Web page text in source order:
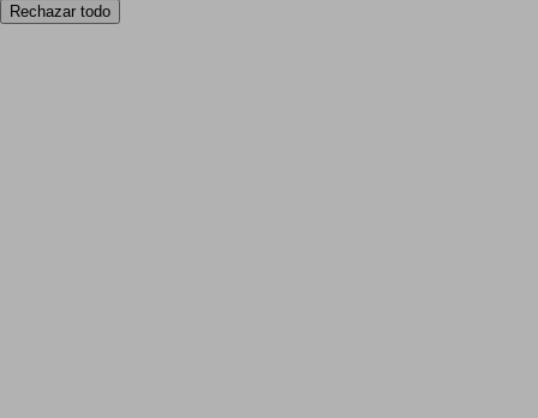
Rechazar todo